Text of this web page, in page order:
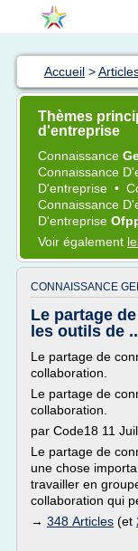
Accueil >
Thèmes
d'entreprise
Connaissance
Connaissance
D'entreprise •
Connaissance
D'entreprise
Voir également
CONNAISSANCE
Le partage
les outils de
Le partage de
collaboration.
Le partage de
collaboration.
par Code18 11
Le partage de
une chose
travailler en
collaboration qui
→ 348 Articles (et